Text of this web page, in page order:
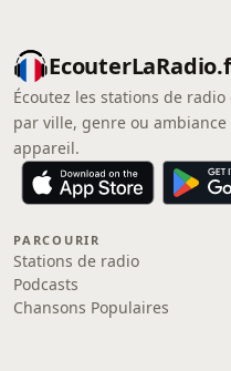
Écoutez les stations de
par ville, genre ou
appareil.
PARCOURIR
Stations de radio
Podcasts
Chansons Populaires